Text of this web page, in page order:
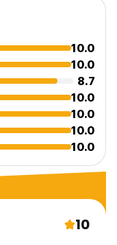
10.0
10.0
8.7
10.0
10.0
10.0
10.0
10